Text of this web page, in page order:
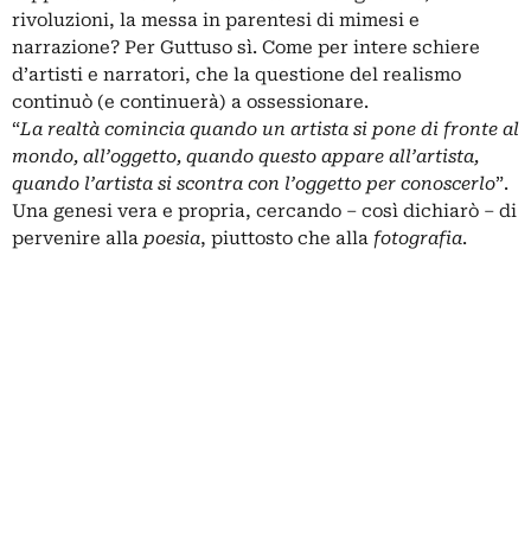
rivoluzioni, la messa in parentesi di mimesi e
narrazione? Per Guttuso sì. Come per intere schiere
d’artisti e narratori, che la questione del realismo
continuò (e continuerà) a ossessionare.
“La realtà comincia quando un artista si pone di fronte al
mondo, all’oggetto, quando questo appare all’artista,
quando l’artista si scontra con l’oggetto per conoscerlo”.
Una genesi vera e propria, cercando – così dichiarò – di
pervenire alla poesia, piuttosto che alla fotografia.